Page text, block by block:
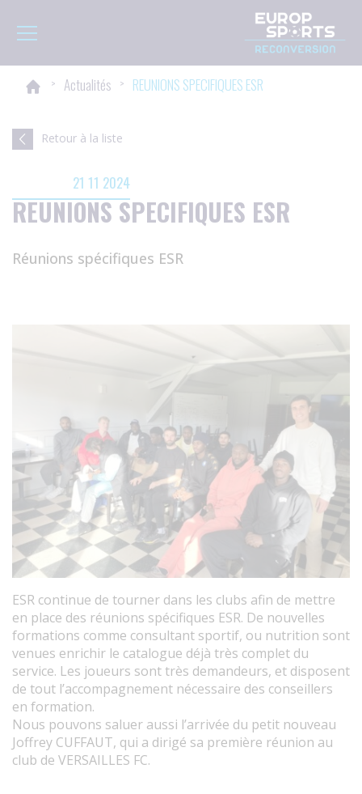
Toggle navigation
> Actualités > REUNIONS SPECIFIQUES ESR
Retour à la liste
21 11 2024
REUNIONS SPECIFIQUES ESR
Réunions spécifiques ESR
ESR continue de tourner dans les clubs afin de mettre
en place des réunions spécifiques ESR. De nouvelles
formations comme consultant sportif, ou nutrition sont
venues enrichir le catalogue déjà très complet du
service. Les joueurs sont très demandeurs, et disposent
de tout l’accompagnement nécessaire des conseillers
en formation.
Nous pouvons saluer aussi l’arrivée du petit nouveau
Joffrey CUFFAUT, qui a dirigé sa première réunion au
club de VERSAILLES FC.